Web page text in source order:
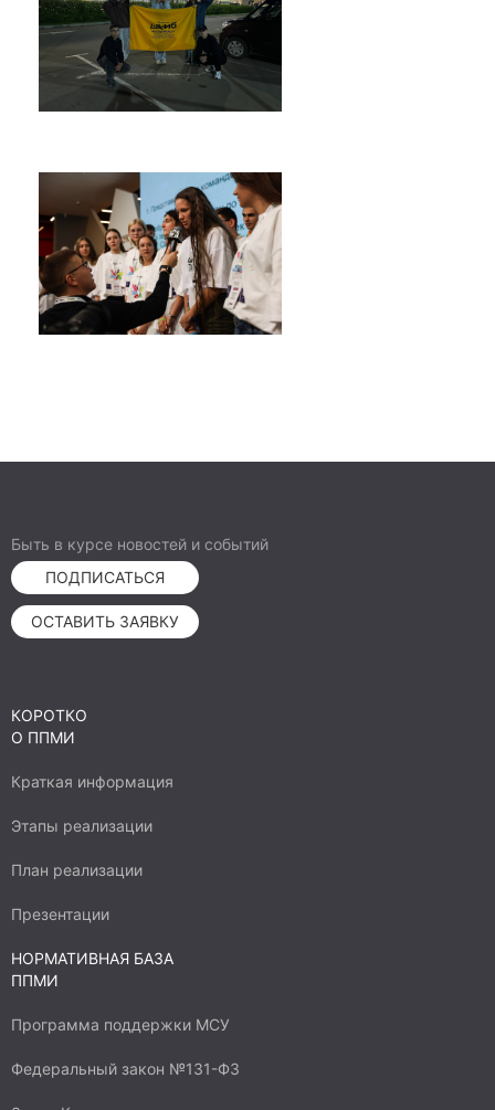
Быть в курсе новостей и событий
ПОДПИСАТЬСЯ
ОСТАВИТЬ ЗАЯВКУ
КОРОТКО
О ППМИ
Краткая информация
Этапы реализации
План реализации
Презентации
НОРМАТИВНАЯ БАЗА
ППМИ
Программа поддержки МСУ
Федеральный закон №131-ФЗ